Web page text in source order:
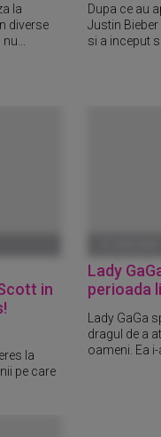
la
diverse
Dupa ce au
Justin
si a inceput
in
la
pe care
Lady
perioada
Lady GaGa
dragul de a
oameni. Ea i-